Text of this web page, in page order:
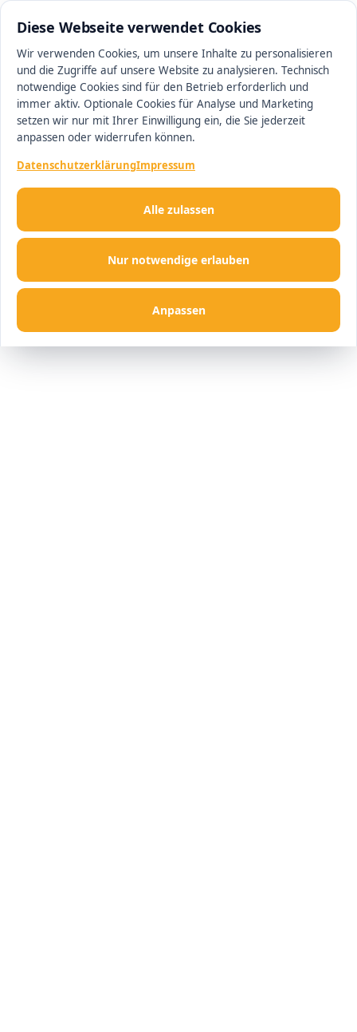
Diese Webseite verwendet Cookies
Wir verwenden Cookies, um unsere Inhalte zu personalisieren
und die Zugriffe auf unsere Website zu analysieren. Technisch
notwendige Cookies sind für den Betrieb erforderlich und
immer aktiv. Optionale Cookies für Analyse und Marketing
setzen wir nur mit Ihrer Einwilligung ein, die Sie jederzeit
anpassen oder widerrufen können.
DatenschutzerklärungImpressum
Nur notwendige erlauben
Anpassen
Alle zulassen